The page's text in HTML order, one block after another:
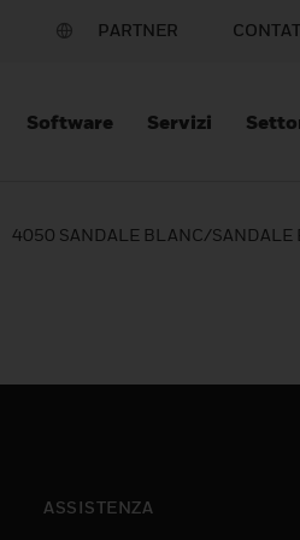
PARTNER
Software Servizi
4050 SANDALE BLANC/SANDALE
ASSISTENZA